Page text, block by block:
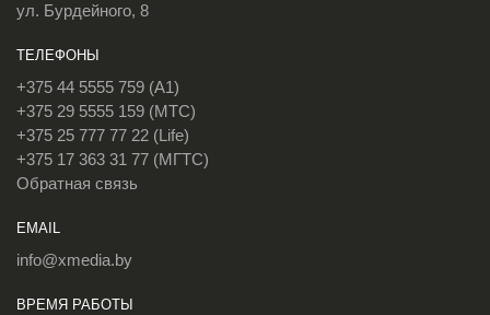
ул. Бурдейного, 8
ТЕЛЕФОНЫ
+375 44 5555 759 (A1)
+375 29 5555 159 (МТС)
+375 25 777 77 22 (Life)
+375 17 363 31 77 (МГТС)
Обратная связь
EMAIL
info@xmedia.by
ВРЕМЯ РАБОТЫ